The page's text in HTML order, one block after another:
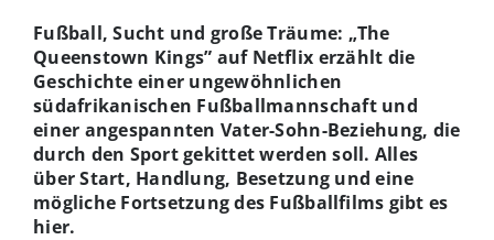
Fußball, Sucht und große Träume: „The
Queenstown Kings” auf Netflix erzählt die
Geschichte einer ungewöhnlichen
südafrikanischen Fußballmannschaft und
einer angespannten Vater-Sohn-Beziehung, die
durch den Sport gekittet werden soll. Alles
über Start, Handlung, Besetzung und eine
mögliche Fortsetzung des Fußballfilms gibt es
hier.